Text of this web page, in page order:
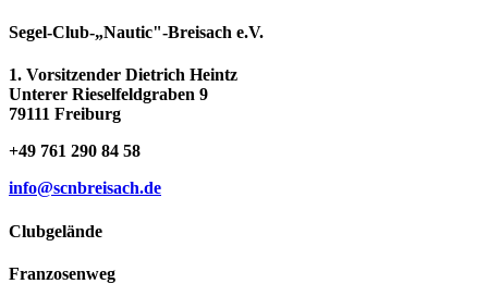
Segel-Club-„Nautic"-Breisach e.V.
1. Vorsitzender Dietrich Heintz
Unterer Rieselfeldgraben 9
79111 Freiburg
+49 761 290 84 58
info@scnbreisach.de
Clubgelände
Franzosenweg